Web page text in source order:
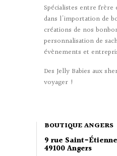
Spécialistes entre frère
dans l'importation de
créations de nos
personnalisation de
évènements et
Des Jelly Babies aux
voyager !
BOUTIQUE ANGERS
9 rue Saint-Étienne
49100 Angers